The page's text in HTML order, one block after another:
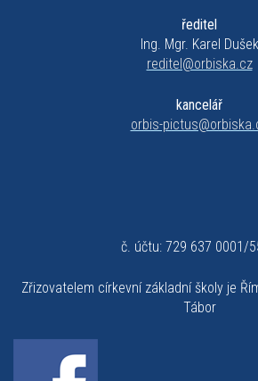
ředitel
Ing. Mgr. Karel Dušek
reditel@orbiska.cz
kancelář
orbis-
č. účtu: 729 637 0001/
Zřizovatelem církevní základní školy je
Tábor